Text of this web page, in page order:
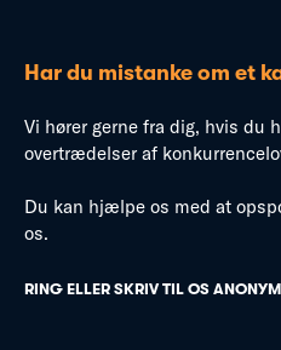
Har du mistanke om et
Vi hører gerne fra dig, hvis du
overtrædelser af
Du kan hjælpe os med at
os.
RING ELLER SKRIV TIL OS